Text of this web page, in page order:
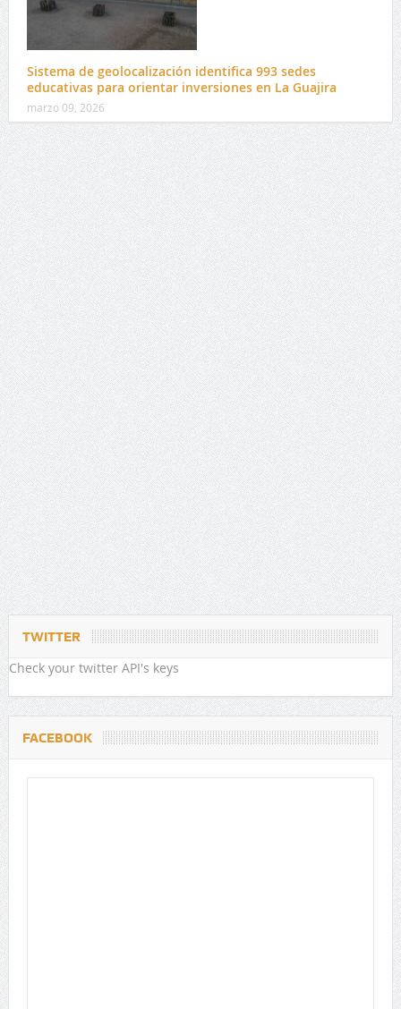
Sistema de geolocalización identifica 993 sedes
educativas para orientar inversiones en La Guajira
marzo 09, 2026
TWITTER
Check your twitter API's keys
FACEBOOK